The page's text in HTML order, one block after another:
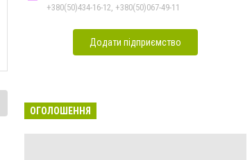
+380(50)434-16-12, +380(50)067-49-11
Додати підприємство
ОГОЛОШЕННЯ